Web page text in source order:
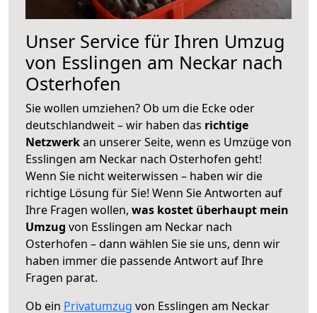
Unser Service für Ihren Umzug
von Esslingen am Neckar nach
Osterhofen
Sie wollen umziehen? Ob um die Ecke oder
deutschlandweit – wir haben das richtige
Netzwerkan unserer Seite, wenn es Umzüge von
Esslingen am Neckar nach Osterhofen geht!
Wenn Sie nicht weiterwissen – haben wir die
richtige Lösung für Sie! Wenn Sie Antworten auf
Ihre Fragen wollen, was kostet überhaupt mein
Umzug von Esslingen am Neckar nach
Osterhofen – dann wählen Sie sie uns, denn wir
haben immer die passende Antwort auf Ihre
Fragen parat.
Ob ein Privatumzug von Esslingen am Neckar